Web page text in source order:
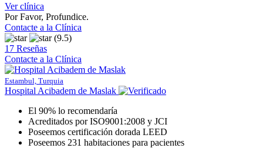
Ver clínica
Por Favor, Profundice.
Contacte a la Clínica
(9.5)
17 Reseñas
Contacte a la Clínica
Estambul, Turquia
Hospital Acibadem de Maslak
El 90% lo recomendaría
Acreditados por ISO9001:2008 y JCI
Poseemos certificación dorada LEED
Poseemos 231 habitaciones para pacientes